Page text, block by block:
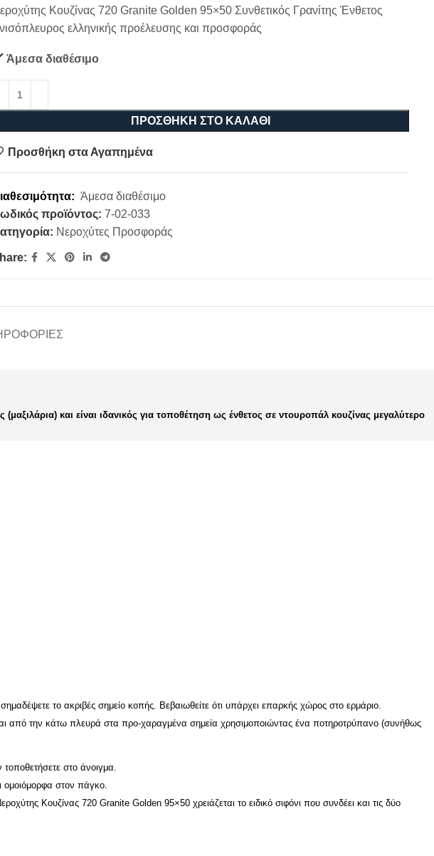
Κουζίνας 720 Granite Golden 95×50 Συνθετικός Γρανίτης Ένθετος
ελληνικής προέλευσης και προσφοράς
Άμεσα διαθέσιμο
ΠΡΟΣΘΉΚΗ ΣΤΟ ΚΑΛΆΘΙ
Προσθήκη στα Αγαπημένα
Άμεσα διαθέσιμο
προϊόντος: 7-02-033
Νεροχύτες Προσφοράς
και είναι ιδανικός για τοποθέτηση ως ένθετος σε ντουροπάλ κουζίνας μεγαλύτερο
το ακριβές σημείο κοπής. Βεβαιωθείτε ότι υπάρχει επαρκής χώρος στο ερμάριο.
από την κάτω πλευρά στα προ-χαραγμένα σημεία χρησιμοποιώντας ένα ποτηροτρύπανο (συνήθως
τοποθετήσετε στο άνοιγμα.
ομοιόμορφα στον πάγκο.
Κουζίνας 720 Granite Golden 95×50 χρειάζεται το ειδικό σιφόνι που συνδέει και τις δύο